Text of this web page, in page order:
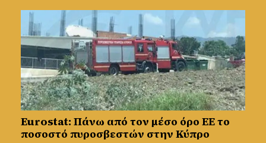
Eurostat: ​​​​​​​Πάνω από τον μέσο όρο ΕΕ το
ποσοστό πυροσβεστών στην Κύπρο